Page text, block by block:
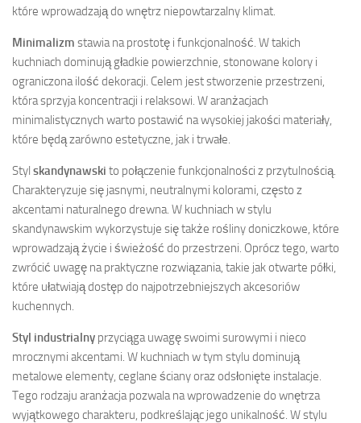
które wprowadzają do wnętrz niepowtarzalny klimat.
Minimalizm stawia na prostotę i funkcjonalność. W takich
kuchniach dominują gładkie powierzchnie, stonowane kolory i
ograniczona ilość dekoracji. Celem jest stworzenie przestrzeni,
która sprzyja koncentracji i relaksowi. W aranżacjach
minimalistycznych warto postawić na wysokiej jakości materiały,
które będą zarówno estetyczne, jak i trwałe.
Styl skandynawski to połączenie funkcjonalności z przytulnością.
Charakteryzuje się jasnymi, neutralnymi kolorami, często z
akcentami naturalnego drewna. W kuchniach w stylu
skandynawskim wykorzystuje się także rośliny doniczkowe, które
wprowadzają życie i świeżość do przestrzeni. Oprócz tego, warto
zwrócić uwagę na praktyczne rozwiązania, takie jak otwarte półki,
które ułatwiają dostęp do najpotrzebniejszych akcesoriów
kuchennych.
Styl industrialny przyciąga uwagę swoimi surowymi i nieco
mrocznymi akcentami. W kuchniach w tym stylu dominują
metalowe elementy, ceglane ściany oraz odsłonięte instalacje.
Tego rodzaju aranżacja pozwala na wprowadzenie do wnętrza
wyjątkowego charakteru, podkreślając jego unikalność. W stylu